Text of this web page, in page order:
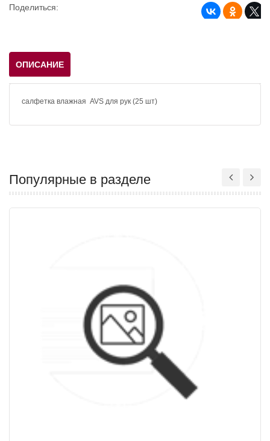
Поделиться:
ОПИСАНИЕ
салфетка влажная AVS для рук (25 шт)
Популярные в разделе